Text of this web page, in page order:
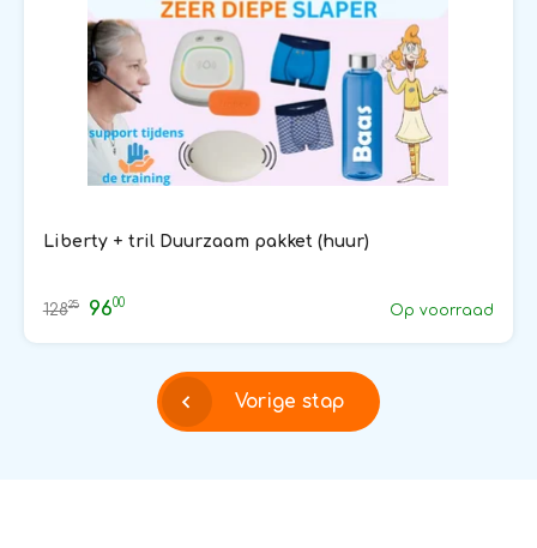
Liberty + tril Duurzaam pakket (huur)
12825 9600 Op voorraad
Vorige stap